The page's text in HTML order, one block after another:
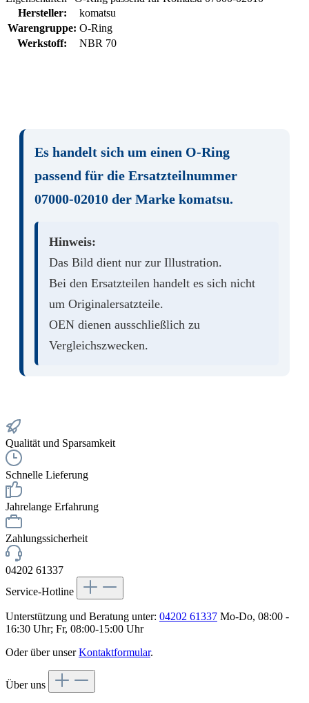
Hersteller:
komatsu
Warengruppe: O-Ring
Werkstoff:
NBR 70
Es handelt sich um einen O-Ring
passend für die Ersatzteilnummer
07000-02010 der Marke komatsu.
Hinweis:
Das Bild dient nur zur Illustration.
Bei den Ersatzteilen handelt es sich nicht
um Originalersatzteile.
OEN dienen ausschließlich zu
Vergleichszwecken.
Qualität und Sparsamkeit
Schnelle Lieferung
Jahrelange Erfahrung
Zahlungssicherheit
04202 61337
Service-Hotline
Unterstützung und Beratung unter: 04202 61337 Mo-Do, 08:00 -
16:30 Uhr; Fr, 08:00-15:00 Uhr
Oder über unserKontaktformular.
Über uns